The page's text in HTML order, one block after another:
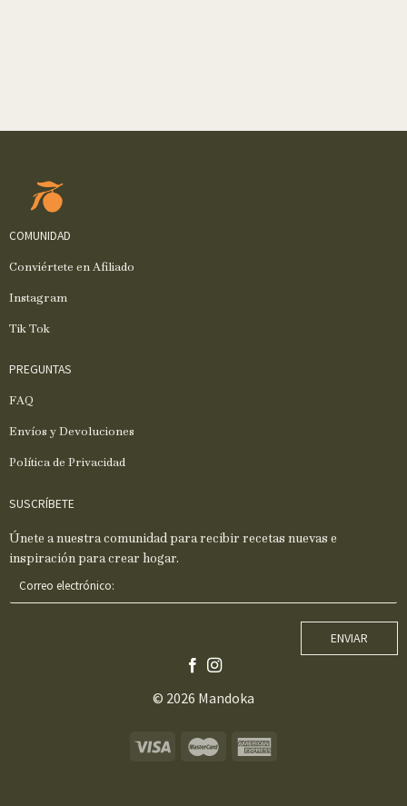
COMUNIDAD
Conviértete en Afiliado
Instagram
Tik Tok
PREGUNTAS
FAQ
Envíos y Devoluciones
Política de Privacidad
SUSCRÍBETE
Únete a nuestra comunidad para recibir recetas nuevas e
inspiración para crear hogar.
ENVIAR
© 2026 Mandoka